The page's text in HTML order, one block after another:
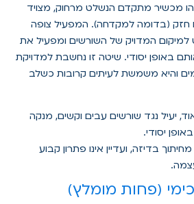
מכשיר מתקדם הנשלט מרחוק, מצויד
(בדומה למקדחה). המפעיל צופה
למיקום המדויק של השורשים ומפעיל את
באופן יסודי. שיטה זו נחשבת למדויקת
והיא משמשת לעיתים קרובות כשלב
יעיל נגד שורשים עבים וקשים, מנקה
יסודי.
מחיתוך בדיזה, ועדיין אינו פתרון קבוע